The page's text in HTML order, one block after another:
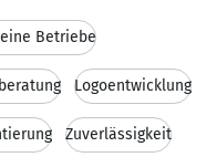
Betriebe
Logoentwicklung
Zuverlässigkeit